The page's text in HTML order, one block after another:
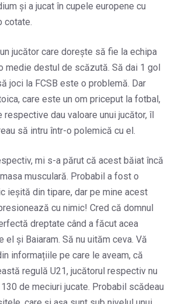
și a jucat în cupele europene cu
cotate.
jucător care dorește să fie la echipa
medie destul de scăzută. Să dai 1 gol
joci la FCSB este o problemă. Dar
care este un om priceput la fotbal,
dau valoare unui jucător, îl
să intru într-o polemică cu el.
mi s-a părut că acest băiat încă
musculară. Probabil a fost o
ieșită din tipare, dar pe mine acest
cu nimic! Cred că domnul
dreptate când a făcut acea
el și Baiaram. Să nu uităm ceva. Vă
informațiile pe care le aveam, că
regulă U21, jucătorul respectiv nu
de meciuri jucate. Probabil scădeau